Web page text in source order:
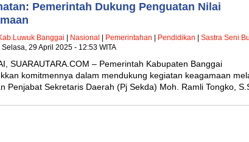
Pemerintah Dukung Penguatan Nilai
Banggai Nasional Pemerintahan Pendidikan
Sastra Seni
| Selasa, 29 April 2025 - 12:53 WITA
SUARAUTARA.COM – Pemerintah Kabupaten Banggai
komitmennya dalam mendukung kegiatan keagamaan
Penjabat Sekretaris Daerah (Pj Sekda) Moh. Ramli Tongko,